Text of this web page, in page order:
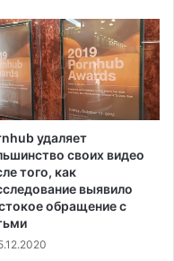
удаляет
своих видео
того, как
выявило
обращение с